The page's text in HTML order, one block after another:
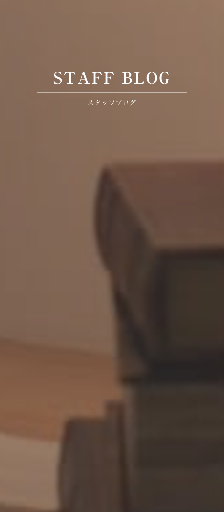
STAFF BLOG
スタッフブログ